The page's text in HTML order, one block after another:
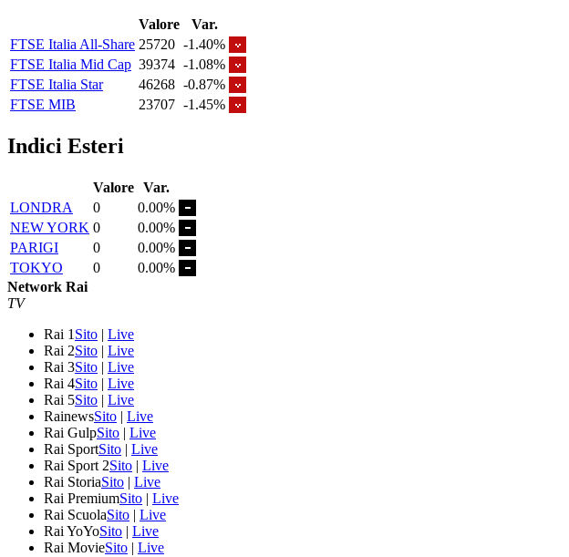
Valore
Var.
FTSE Italia All-Share 25720 -1.40%
FTSE Italia Mid Cap 39374 -1.08%
FTSE Italia Star
46268 -0.87%
FTSE MIB
23707 -1.45%
Indici Esteri
Valore Var.
LONDRA
0
0.00%
NEW YORK 0
0.00%
PARIGI
0
0.00%
TOKYO
0
0.00%
Network Rai
TV
Rai 1 Sito | Live
Rai 2Sito | Live
Rai 3Sito | Live
Rai 4Sito | Live
Rai 5Sito | Live
RainewsSito | Live
Rai GulpSito | Live
Rai SportSito | Live
Rai Sport 2Sito | Live
Rai StoriaSito | Live
Rai PremiumSito | Live
Rai ScuolaSito | Live
Rai YoYoSito | Live
Rai MovieSito | Live